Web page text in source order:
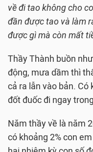
về đi tao không cho
đần được tao và làm
được gì mà còn mất
Thầy Thành buồn
động, mưa dầm thì
cả ra lẫn vào bản. Có
đốt đuốc đi ngay
Năm thầy về là năm
có khoảng 2% con